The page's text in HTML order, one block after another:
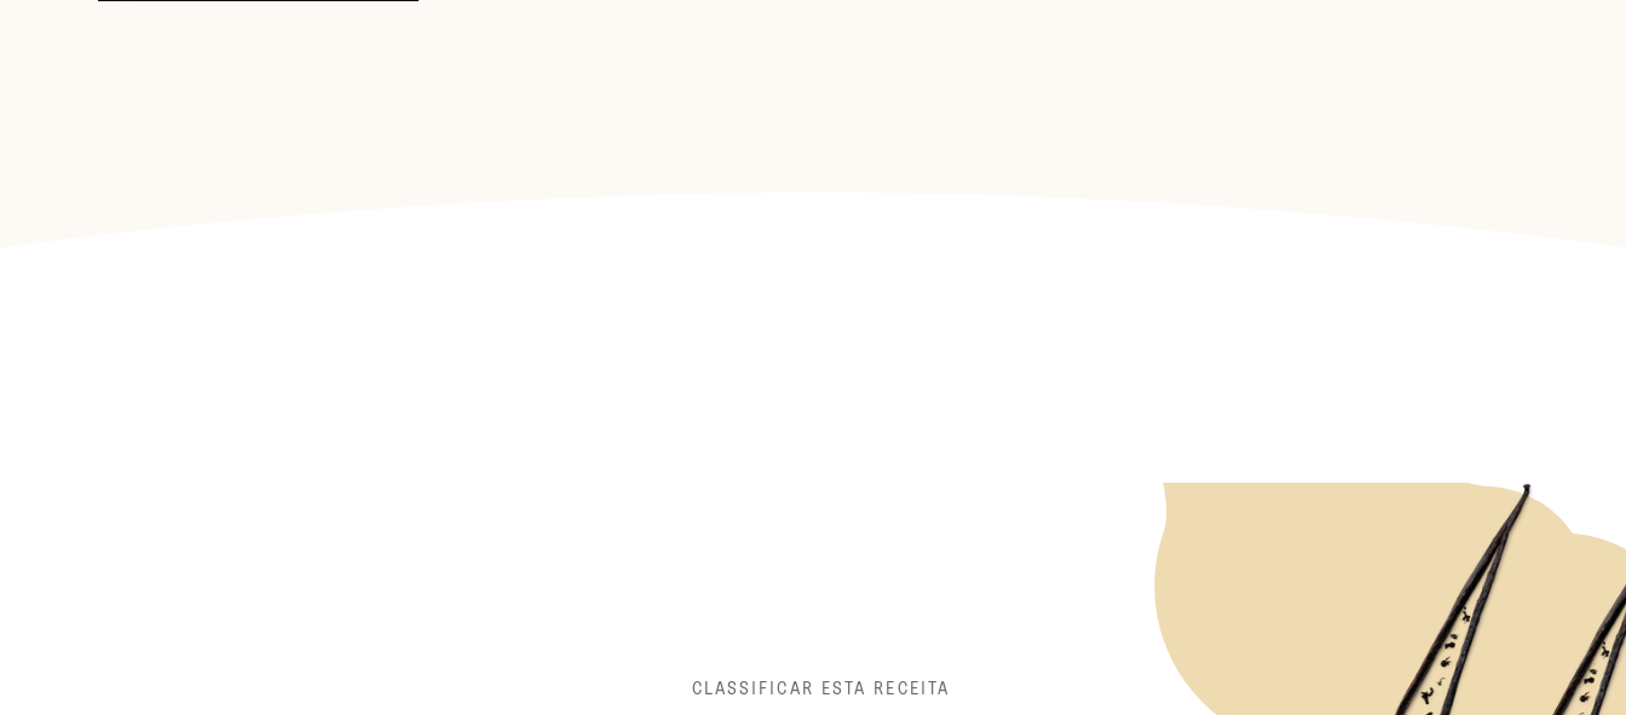
CLASSIFICAR ESTA RECEITA